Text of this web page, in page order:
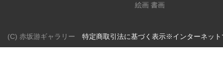
絵画 書画
(C) 赤坂游ギャラリー 特定商取引法に基づく表示※インターネッ